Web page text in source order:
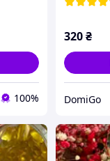
100%
320₴
DomiGo